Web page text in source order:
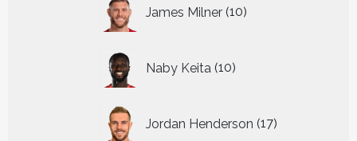
James Milner 10
producten
Naby Keita 10
producten
Jordan Henderson 17
producten